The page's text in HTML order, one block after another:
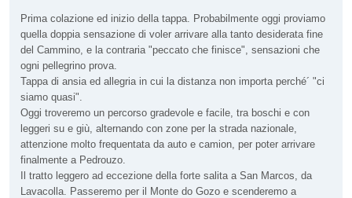
Prima colazione ed inizio della tappa. Probabilmente oggi proviamo
quella doppia sensazione di voler arrivare alla tanto desiderata fine
del Cammino, e la contraria "peccato che finisce", sensazioni che
ogni pellegrino prova.
Tappa di ansia ed allegria in cui la distanza non importa perché´ "ci
siamo quasi".
Oggi troveremo un percorso gradevole e facile, tra boschi e con
leggeri su e giù, alternando con zone per la strada nazionale,
attenzione molto frequentata da auto e camion, per poter arrivare
finalmente a Pedrouzo.
Il tratto leggero ad eccezione della forte salita a San Marcos, da
Lavacolla. Passeremo per il Monte do Gozo e scenderemo a